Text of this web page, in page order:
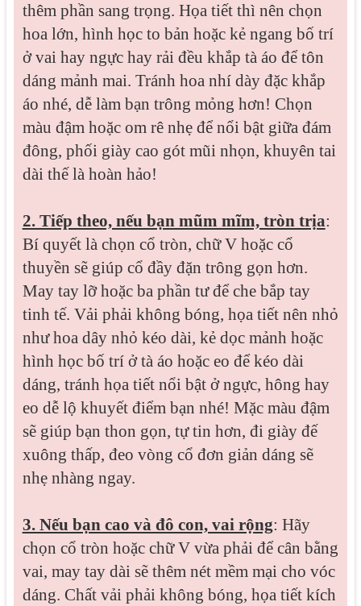
thêm phần sang trọng. Họa tiết thì nên chọn
hoa lớn, hình học to bản hoặc kẻ ngang bố trí
ở vai hay ngực hay rải đều khắp tà áo để tôn
dáng mảnh mai. Tránh hoa nhí dày đặc khắp
áo nhé, dễ làm bạn trông mỏng hơn! Chọn
màu đậm hoặc om rê nhẹ để nổi bật giữa đám
đông, phối giày cao gót mũi nhọn, khuyên tai
dài thế là hoàn hảo!
2. Tiếp theo, nếu bạn mũm mĩm, tròn trịa:
Bí quyết là chọn cổ tròn, chữ V hoặc cổ
thuyền sẽ giúp cổ đầy đặn trông gọn hơn.
May tay lỡ hoặc ba phần tư để che bắp tay
tinh tế. Vải phải không bóng, họa tiết nên nhỏ
như hoa dây nhỏ kéo dài, kẻ dọc mảnh hoặc
hình học bố trí ở tà áo hoặc eo để kéo dài
dáng, tránh họa tiết nổi bật ở ngực, hông hay
eo dễ lộ khuyết điểm bạn nhé! Mặc màu đậm
sẽ giúp bạn thon gọn, tự tin hơn, đi giày đế
xuông thấp, đeo vòng cổ đơn giản dáng sẽ
nhẹ nhàng ngay.
3. Nếu bạn cao và đô con, vai rộng: Hãy
chọn cổ tròn hoặc chữ V vừa phải để cân bằng
vai, may tay dài sẽ thêm nét mềm mại cho vóc
dáng. Chất vải phải không bóng, họa tiết kích